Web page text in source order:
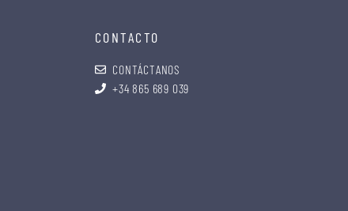
CONTACTO
CONTÁCTANOS
+34 865 689 039